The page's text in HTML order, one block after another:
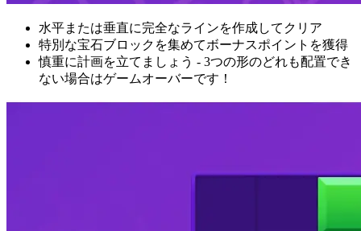
水平または垂直に完全なラインを作成してクリア
特別な宝石ブロックを集めてボーナスポイントを獲得
慎重に計画を立てましょう - 3つの形のどれも配置でき
ない場合はゲームオーバーです！